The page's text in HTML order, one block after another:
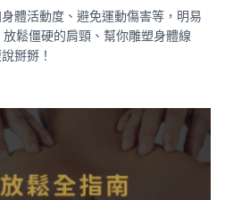
體活動度、避免運動傷害等，明易
鬆僵硬的肩頸、幫你雕塑身體線
掰掰！